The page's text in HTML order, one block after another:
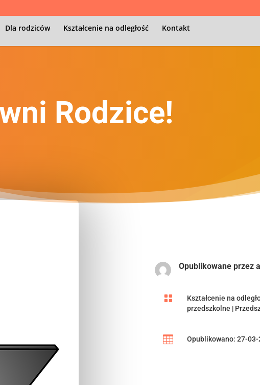
Dla rodziców Kształcenie na odległość Kontakt
Rodzice!
Opublikowane przez
 Kształcenie na
przedszkolne |
 Opublikowano: 27-03-